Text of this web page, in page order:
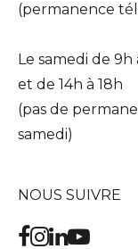
(permanence
Le samedi de 9h
et de 14h à 18h
(pas de
samedi)
NOUS SUIVRE